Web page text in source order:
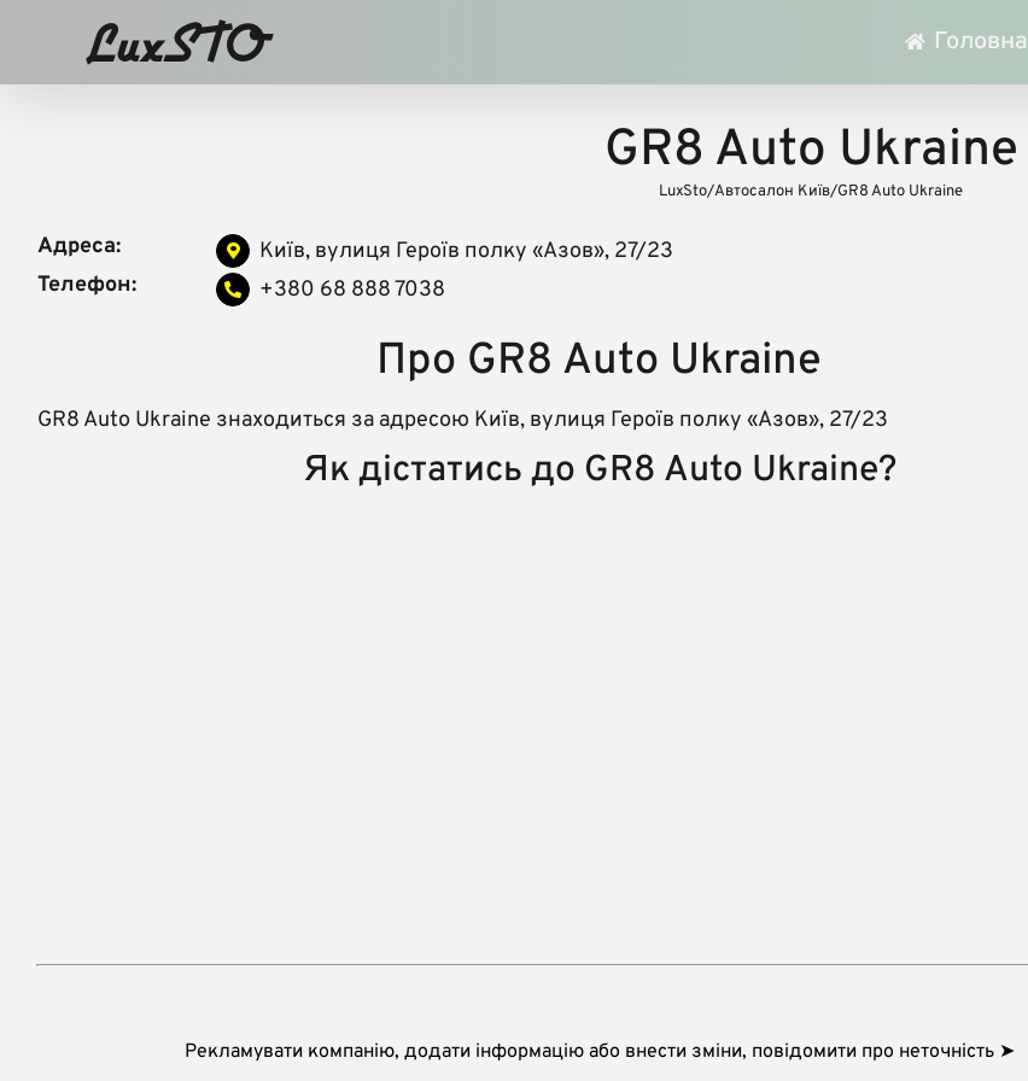
Головна
GR8 Auto Ukraine
LuxSto/Автосалон Київ/GR8 Auto Ukraine
Адреса:
Київ, вулиця Героїв полку «Азов», 27/23
Телефон:
+380 68 888 7038
Про GR8 Auto Ukraine
GR8 Auto Ukraine знаходиться за адресою Київ, вулиця Героїв полку «Азов», 27/23
Як дістатись до GR8 Auto Ukraine?
Рекламувати компанію, додати інформацію або внести зміни, повідомити про неточність ➤